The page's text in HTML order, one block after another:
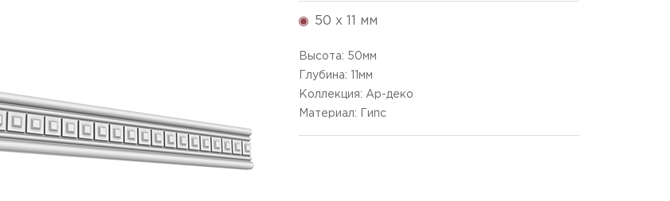
50 x 11 мм
Высота: 50мм
Глубина:
мм
Коллекция: Ар-деко
Материал: Гипс